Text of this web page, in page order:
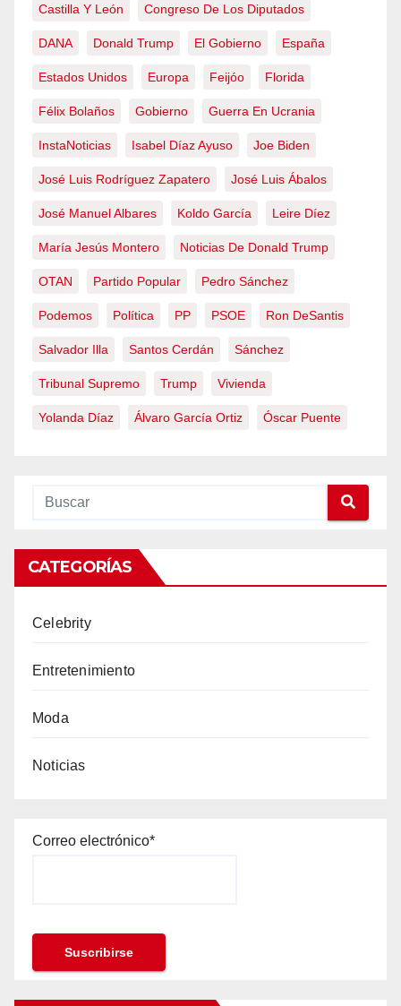
Castilla Y León Congreso De Los Diputados
DANA Donald Trump El Gobierno España
Estados Unidos Europa Feijóo Florida
Félix Bolaños Gobierno Guerra En Ucrania
InstaNoticias Isabel Díaz Ayuso Joe Biden
José Luis Rodríguez Zapatero José Luis Ábalos
José Manuel Albares Koldo García Leire Díez
María Jesús Montero Noticias De Donald Trump
OTAN Partido Popular Pedro Sánchez
Podemos Política PP PSOE Ron DeSantis
Salvador Illa Santos Cerdán Sánchez
Tribunal Supremo Trump Vivienda
Yolanda Díaz Álvaro García Ortiz Óscar Puente
CATEGORÍAS
Celebrity
Entretenimiento
Moda
Noticias
Correo electrónico*